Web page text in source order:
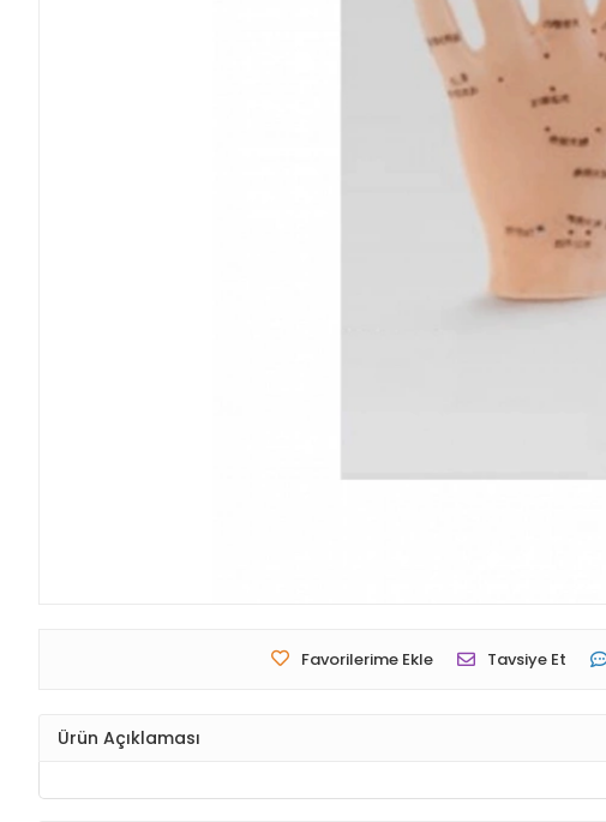
Favorilerime Ekle Tavsiye Et
Ürün Açıklaması